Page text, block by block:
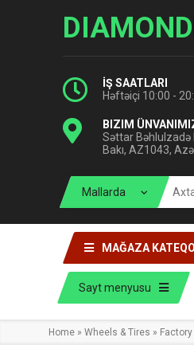
DIAMOND
İŞ SAATLARI
Həftəiçi 10:00 -
BIZIM
Səttar Bəhlulzadə
Bakı, AZ1043,
MAĞAZA
Sayt menyusu
Home » Wheels & Tires »